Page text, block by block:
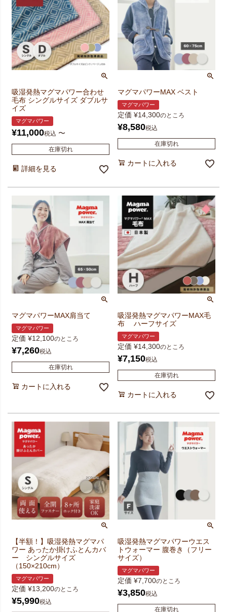
吸湿発熱マグマパワー合わせ
毛布 シングルサイズ ダブルサ
イズ
マグマパワー
¥11,000税込 〜
在庫切れ
詳細を見る
マグマパワーMAX ベスト
マグマパワー
定価 ¥14,300のところ
¥8,580税込
在庫切れ
カートに入れる
マグマパワーMAX肩当て
マグマパワー
定価 ¥12,100のところ
¥7,260税込
在庫切れ
カートに入れる
吸湿発熱マグマパワーMAX毛
布 ハーフサイズ
マグマパワー
定価 ¥14,300のところ
¥7,150税込
在庫切れ
カートに入れる
【半額！】吸湿発熱マグマパ
ワー あったか掛けふとんカバ
ー シングルサイズ
（150×210cm）
マグマパワー
定価 ¥13,200のところ
¥5,990税込
吸湿発熱マグマパワーウエス
トウォーマー 腹巻き（フリー
サイズ）
マグマパワー
定価 ¥7,700のところ
¥3,850税込
在庫切れ